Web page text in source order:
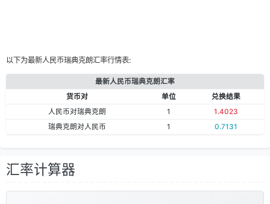
以下为最新人民币瑞典克朗汇率行情表:
最新人民币瑞典克朗汇率
货币对
单位
兑换结果
人民币对瑞典克朗
1
1.4023
瑞典克朗对人民币
1 0.7131
汇率计算器